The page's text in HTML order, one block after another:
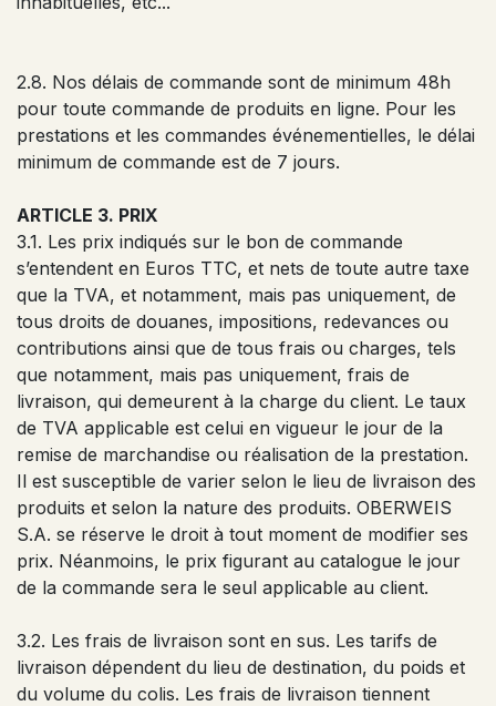
2.8. Nos délais de commande sont de minimum 48h
pour toute commande de produits en ligne. Pour les
prestations et les commandes événementielles, le délai
minimum de commande est de 7 jours.
ARTICLE 3. PRIX
3.1. Les prix indiqués sur le bon de commande
s’entendent en Euros TTC, et nets de toute autre taxe
que la TVA, et notamment, mais pas uniquement, de
tous droits de douanes, impositions, redevances ou
contributions ainsi que de tous frais ou charges, tels
que notamment, mais pas uniquement, frais de
livraison, qui demeurent à la charge du client. Le taux
de TVA applicable est celui en vigueur le jour de la
remise de marchandise ou réalisation de la prestation.
Il est susceptible de varier selon le lieu de livraison des
produits et selon la nature des produits. OBERWEIS
S.A. se réserve le droit à tout moment de modifier ses
prix. Néanmoins, le prix figurant au catalogue le jour
de la commande sera le seul applicable au client.
3.2. Les frais de livraison sont en sus. Les tarifs de
livraison dépendent du lieu de destination, du poids et
du volume du colis. Les frais de livraison tiennent